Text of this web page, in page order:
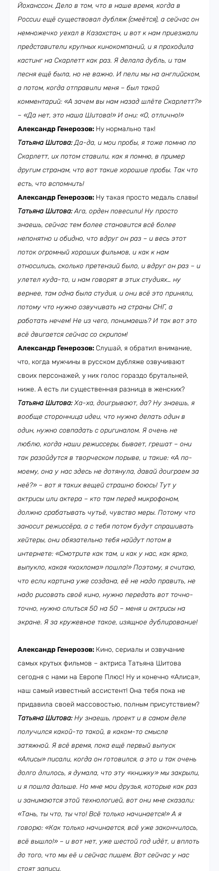
Йоханссон. Дело в том, что в наше время, когда в
России ещё существовал дубляж (смеётся), а сейчас он
немножечко уехал в Казахстан, и вот к нам приезжали
представители крупных кинокомпаний, и я проходила
кастинг на Скарлетт как раз. Я делала дубль, и там
песня ещё была, но не важно. И пели мы на английском,
а потом, когда отправили меня – был такой
комментарий: «А зачем вы нам назад шлёте Скарлетт?»
– «Да нет, это наша Шитова!» И они: «О, отлично!»
Александр Генерозов: Ну нормально так!
Татьяна Шитова:Да-да, и мои пробы, я тоже помню по
Скарлетт, их потом ставили, как я помню, в пример
другим странам, что вот такие хорошие пробы. Так что
есть, что вспомнить!
Александр Генерозов: Ну такая просто медаль славы!
Татьяна Шитова:Ага, орден повесили! Ну просто
знаешь, сейчас тем более становится всё более
непонятно и обидно, что вдруг он раз – и весь этот
поток огромный хороших фильмов, и как к нам
относились, сколько претензий было, и вдруг он раз – и
улетел куда-то, и нам говорят в этих студиях… ну
вернее, там одна была студия, и они всё это приняли,
потому что нужно озвучивать на страны СНГ, а
работать нечем! Не из чего, понимаешь? И так вот это
всё двигается сейчас со скрипом!
Александр Генерозов: Слушай, я обратил внимание,
что, когда мужчины в русском дубляже озвучивают
своих персонажей, у них голос гораздо брутальней,
ниже. А есть ли существенная разница в женских?
Татьяна Шитова:Ха-ха, доигрывают, да? Ну знаешь, я
вообще сторонница идеи, что нужно делать один в
один, нужно совпадать с оригиналом. Я очень не
люблю, когда наши режиссеры, бывает, грешат – они
так разойдутся в творческом порыве, и такие: «А по-
моему, она у нас здесь не дотянула, давай доиграем за
неё?» – вот я таких вещей страшно боюсь! Тут у
актрисы или актера – кто там перед микрофоном,
должно срабатывать чутьё, чувство меры. Потому что
заносит режиссёра, а с тебя потом будут спрашивать
хейтеры, они обязательно тебя найдут потом в
интернете: «Смотрите как там, и как у нас, как ярко,
выпукло, какая «хохлома» пошла!» Поэтому, я считаю,
что если картина уже создана, её не надо править, не
надо рисовать своё кино, нужно передать вот точно-
точно, нужно слиться 50 на 50 – меня и актрисы на
экране. Я за кружевное такое, изящное дублирование!
Александр Генерозов: Кино, сериалы и озвучание
самых крутых фильмов – актриса Татьяна Шитова
сегодня с нами на Европе Плюс! Ну и конечно «Алиса»,
наш самый известный ассистент! Она тебя пока не
придавила своей массовостью, полным присутствием?
Татьяна Шитова:Ну знаешь, проект и в самом деле
получился какой-то такой, в каком-то смысле
затяжной. Я всё время, пока ещё первый выпуск
«Алисы» писали, когда он готовился, а это и так очень
долго длилось, я думала, что эту «книжку» мы закрыли,
и я пошла дальше. Но мне мои друзья, которые как раз
и занимаются этой технологией, вот они мне сказали:
«Тань, ты что, ты что! Всё только начинается!» А я
говорю: «Как только начинается, всё уже закончилось,
всё вышло!» – и вот нет, уже шестой год идёт, и вплоть
до того, что мы её и сейчас пишем. Вот сейчас у нас
стоят записи.